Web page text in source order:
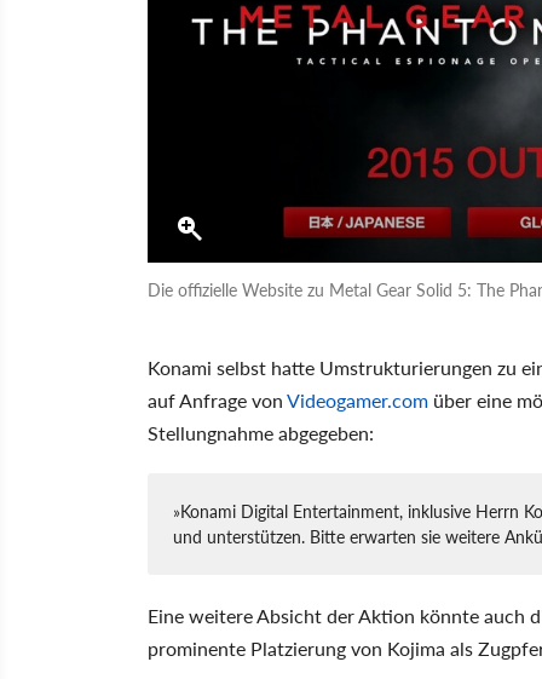
Die offizielle Website zu Metal Gear Solid 5: The
Konami selbst hatte Umstrukturierungen zu
auf Anfrage vonVideogamer.com über eine
Stellungnahme abgegeben:
»Konami Digital Entertainment, inklusive Herrn
und unterstützen. Bitte erwarten sie weitere
Eine weitere Absicht der Aktion könnte auch
prominente Platzierung von Kojima als